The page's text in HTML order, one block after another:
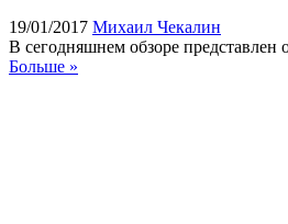
19/01/2017 Михаил Чекалин
В сегодняшнем обзоре
Больше »